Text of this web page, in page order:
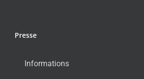
Presse
Informations